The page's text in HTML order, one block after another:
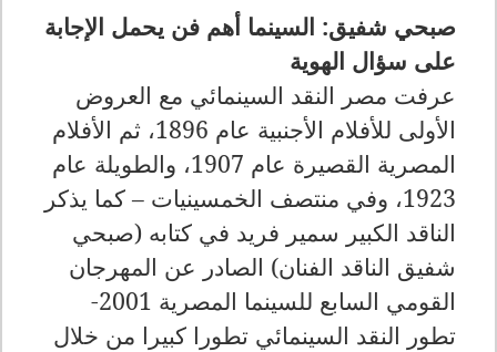
صبحي شفيق: السينما أهم فن يحمل الإجابة
على سؤال الهوية
عرفت مصر النقد السينمائي مع العروض
الأولى للأفلام الأجنبية عام 1896، ثم الأفلام
المصرية القصيرة عام 1907، والطويلة عام
1923، وفي منتصف الخمسينيات – كما يذكر
الناقد الكبير سمير فريد في كتابه (صبحي
شفيق الناقد الفنان) الصادر عن المهرجان
القومي السابع للسينما المصرية 2001-
تطور النقد السينمائي تطورا كبيرا من خلال